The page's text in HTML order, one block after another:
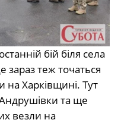
бій біля села
зараз теж точаться
на Харківщині. Тут
та ще
везли на